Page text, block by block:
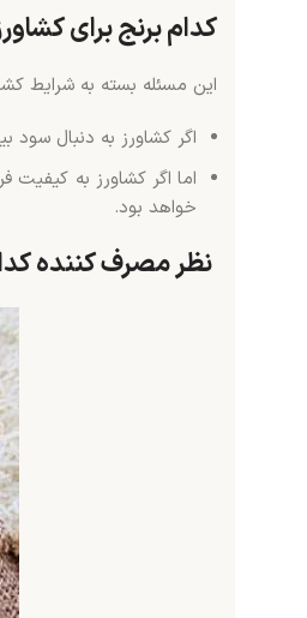
کدام برنج برای
این مسئله بسته به شرایط
اگر کشاورز به دنبال
اما اگر کشاورز به
خواهد بود.
نظر مصرف کننده